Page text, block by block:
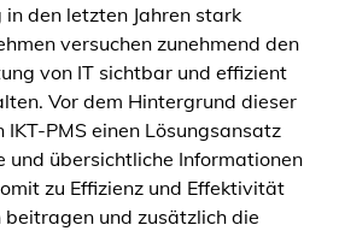
den letzten Jahren stark
versuchen zunehmend den
von IT sichtbar und effizient
Vor dem Hintergrund dieser
PMS einen Lösungsansatz
und übersichtliche Informationen
zu Effizienz und Effektivität
und zusätzlich die